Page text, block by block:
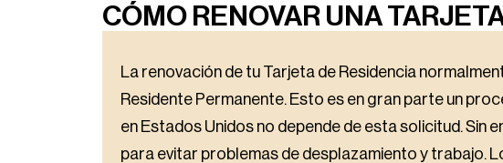
CÓMO RENOVAR UNA
La renovación de tu Tarjeta de Residencia
Residente Permanente. Esto es en gran parte un
en Estados Unidos no depende de esta solicitud. Sin
para evitar problemas de desplazamiento y trabajo.